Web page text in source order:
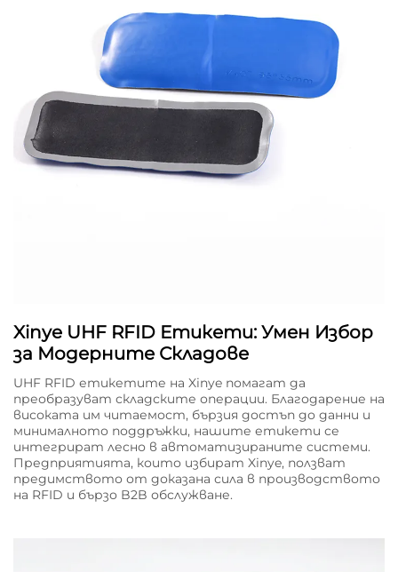
Xinye UHF RFID Етикети: Умен Избор
за Модерните Складове
UHF RFID етикетите на Xinye помагат да
преобразуват складските операции. Благодарение на
високата им читаемост, бързия достъп до данни и
минималното поддръжки, нашите етикети се
интегрират лесно в автоматизираните системи.
Предприятията, които избират Xinye, ползват
предимството от доказана сила в производството
на RFID и бързо B2B обслужване.